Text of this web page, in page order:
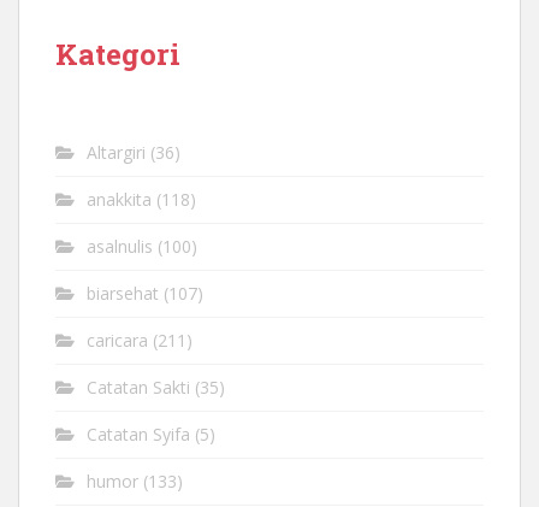
Kategori
Altargiri (36)
anakkita (118)
asalnulis (100)
biarsehat (107)
caricara (211)
Catatan Sakti (35)
Catatan Syifa (5)
humor (133)